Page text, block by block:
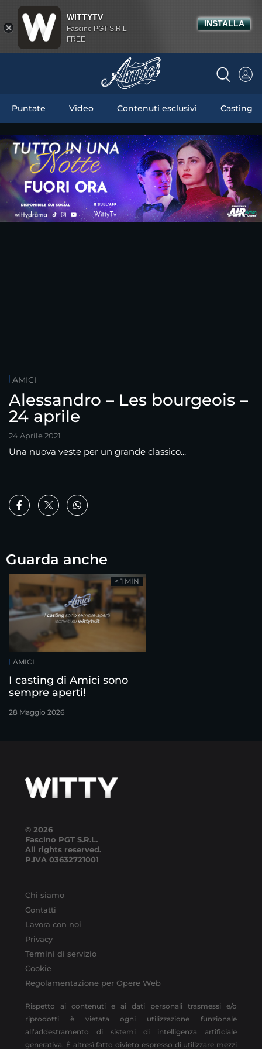
Puntate Video Contenuti esclusivi Casting
AMICI
Alessandro – Les bourgeois –
24 aprile
24 Aprile 2021
Una nuova veste per un grande classico...
Guarda anche
AMICI
I casting di Amici sono
sempre aperti!
28 Maggio 2026
< 1 MIN
© 2026
Fascino PGT S.R.L.
All rights reserved.
P.IVA 03632721001
Chi siamo
Contatti
Lavora con noi
Privacy
Termini di servizio
Cookie
Regolamentazione per Opere Web
Rispetto ai contenuti e ai dati personali trasmessi e/o
riprodotti è vietata ogni utilizzazione funzionale
all’addestramento di sistemi di intelligenza artificiale
generativa. È altresì fatto divieto espresso di utilizzare mezzi
WITTYTV
Fascino PGT S.R.L
FREE
INSTALLA